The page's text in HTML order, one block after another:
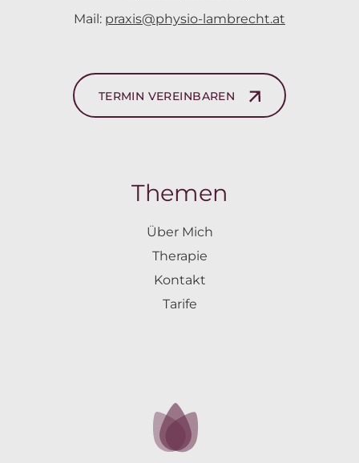
Mail: praxis@physio-lambrecht.at
TERMIN VEREINBAREN
Themen
Über Mich
Therapie
Kontakt
Tarife